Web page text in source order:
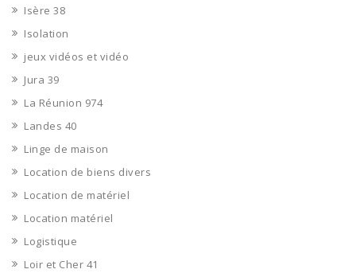
Isère 38
Isolation
jeux vidéos et vidéo
Jura 39
La Réunion 974
Landes 40
Linge de maison
Location de biens divers
Location de matériel
Location matériel
Logistique
Loir et Cher 41